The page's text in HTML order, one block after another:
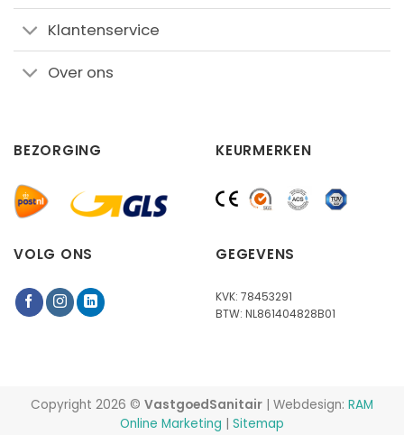
Klantenservice
Over ons
BEZORGING KEURMERKEN
VOLG ONS GEGEVENS
KVK: 78453291
BTW: NL861404828B01
Copyright 2026 © VastgoedSanitair | Webdesign: RAM
Online Marketing
Sitemap